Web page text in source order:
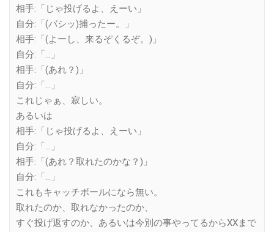
相手:「じゃ投げるよ、えーい」
自分:「(バシッ)捕ったー。」
相手:「(よーし、来るぞくるぞ。)」
自分:「…」
相手:「(あれ？)」
自分:「…」
これじゃぁ、寂しい。
あるいは
相手:「じゃ投げるよ、えーい」
自分:「…」
相手:「(あれ？取れたのかな？)」
自分:「…」
これもキャッチボールになら無い。
取れたのか、取れなかったのか、
すぐ投げ返すのか、あるいは今別の事やってるからXXまで